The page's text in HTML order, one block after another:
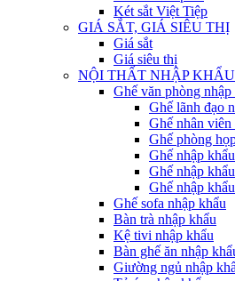
Két sắt Việt Tiệp
GIÁ SẮT, GIÁ SIÊU THỊ
Giá sắt
Giá siêu thị
NỘI THẤT NHẬP KHẨU
Ghế văn phòng nhập
Ghế lãnh đạo
Ghế nhân viên
Ghế phòng
Ghế nhập
Ghế nhập
Ghế nhập
Ghế sofa nhập khẩu
Bàn trà nhập khẩu
Kệ tivi nhập khẩu
Bàn ghế ăn nhập
Giường ngủ nhập